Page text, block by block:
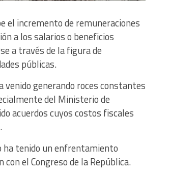
el incremento de remuneraciones
a los salarios o beneficios
a través de la figura de
públicas.
venido generando roces constantes
del Ministerio de
acuerdos cuyos costos fiscales
ha tenido un enfrentamiento
el Congreso de la República.